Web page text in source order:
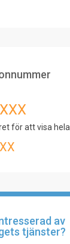
för att visa hela
av
tjänster?